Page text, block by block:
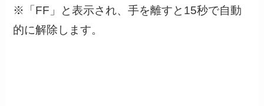
※「FF」と表示され、手を離すと15秒で自動
的に解除します。